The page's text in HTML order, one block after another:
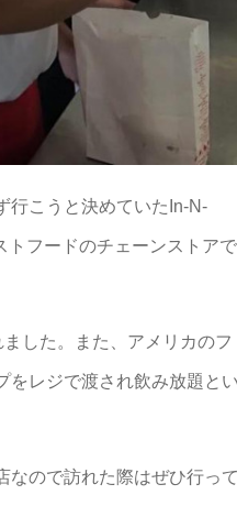
行こうと決めていたIn-N-
トフードのチェーンストアで
した。また、アメリカのフ
をレジで渡され飲み放題とい
なので訪れた際はぜひ行って